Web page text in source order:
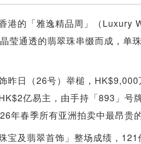
港的「雅逸精品周」（Luxury
晶莹通透的翡翠珠串缀而成，
昨日（26号）举槌，
亿易主，由手持「893」号
年春季所有亚洲拍卖中最昂贵的
宝及翡翠首饰」整场成绩，